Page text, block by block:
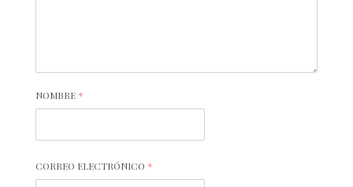
NOMBRE *
CORREO ELECTRÓNICO *